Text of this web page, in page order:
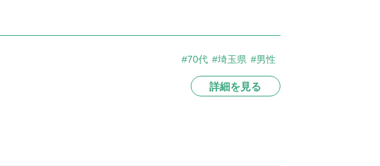
#70代 #埼玉県 #男性
詳細を見る